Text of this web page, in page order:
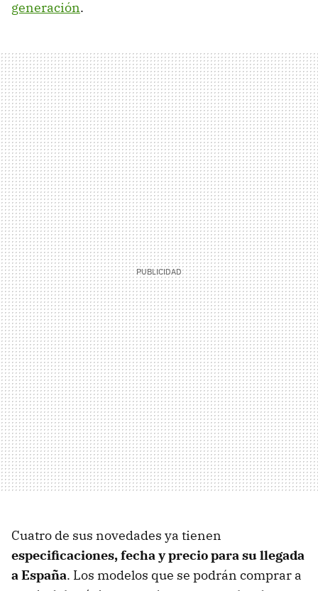
generación.
Cuatro de sus novedades ya tienen
especificaciones, fecha y precio para su llegada
a España. Los modelos que se podrán comprar a